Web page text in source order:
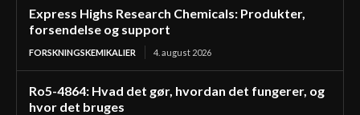
Express Highs Research Chemicals: Produkter,
forsendelse og support
FORSKNINGSKEMIKALIER 4. august 2026
Ro5-4864: Hvad det gør, hvordan det fungerer, og
hvor det bruges